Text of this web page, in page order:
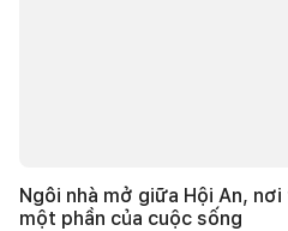
Ngôi nhà mở giữa Hội An,
một phần của cuộc sống